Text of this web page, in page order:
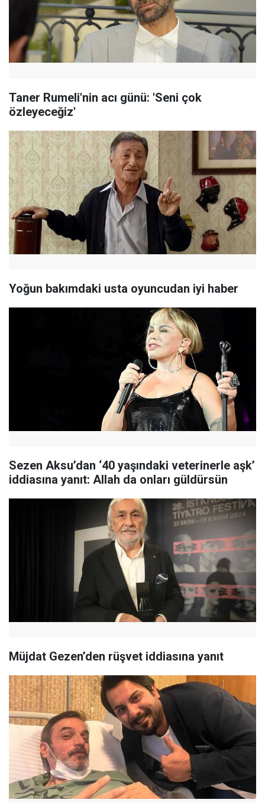
Taner Rumeli'nin acı günü: 'Seni çok
özleyeceğiz'
Yoğun bakımdaki usta oyuncudan iyi haber
Sezen Aksu’dan ‘40 yaşındaki veterinerle aşk’
iddiasına yanıt: Allah da onları güldürsün
Müjdat Gezen’den rüşvet iddiasına yanıt